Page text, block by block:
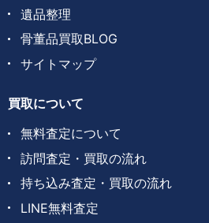
遺品整理
骨董品買取BLOG
サイトマップ
買取について
無料査定について
訪問査定・買取の流れ
持ち込み査定・買取の流れ
LINE無料査定